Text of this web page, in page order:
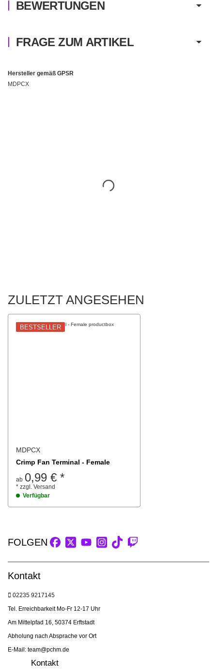
BEWERTUNGEN
FRAGE ZUM ARTIKEL
Hersteller gemäß GPSR
MDPCX
ZULETZT ANGESEHEN
BESTSELLER
MDPCX
Crimp Fan Terminal - Female
ab 0,99 € *
* zzgl. Versand
Verfügbar
FOLGEN
Kontakt
02235 9217145
Tel. Erreichbarkeit Mo-Fr 12-17 Uhr
Am Mittelpfad 16, 50374 Erftstadt
Abholung nach Absprache vor Ort
E-Mail: team@pchm.de
Kontakt